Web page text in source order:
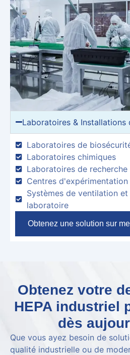
Laboratoires & Installations
Laboratoires de
Laboratoires chimiques
Laboratoires de
Centres d'expérimentation
Systèmes de ventilation
laboratoire
Obtenez une solution sur
Obtenez votre
HEPA industriel
dès
Que vous ayez besoin de
qualité industrielle ou de